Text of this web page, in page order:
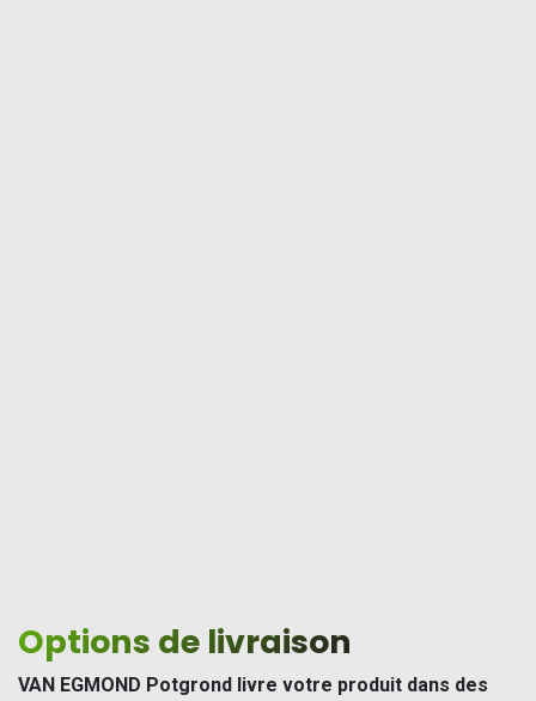
Options de livraison
VAN EGMOND Potgrond livre votre produit dans des